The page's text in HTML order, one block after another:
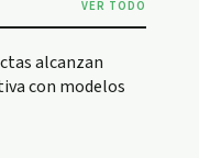
VER TODO